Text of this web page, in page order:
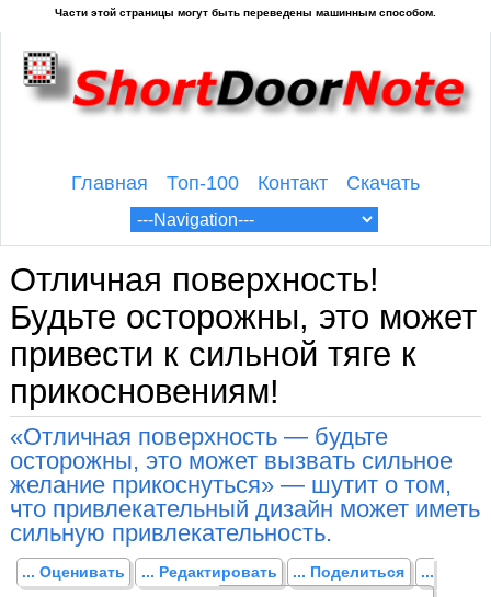
Главная Топ-100 Контакт Скачать
Отличная поверхность!
Будьте осторожны, это может
привести к сильной тяге к
прикосновениям!
«Отличная поверхность — будьте
осторожны, это может вызвать сильное
желание прикоснуться» — шутит о том,
что привлекательный дизайн может иметь
сильную привлекательность.
... Оценивать ... Редактировать ... Поделиться
...